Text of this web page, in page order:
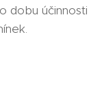
dobu účinnosti